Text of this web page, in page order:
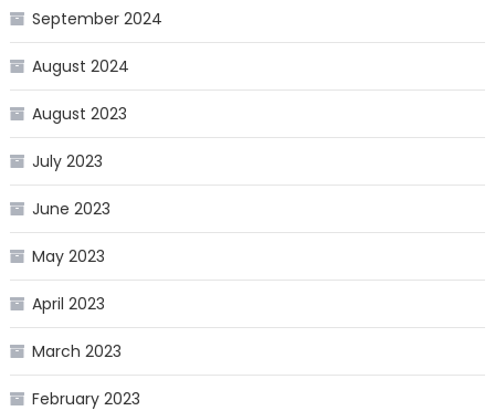
September 2024
August 2024
August 2023
July 2023
June 2023
May 2023
April 2023
March 2023
February 2023